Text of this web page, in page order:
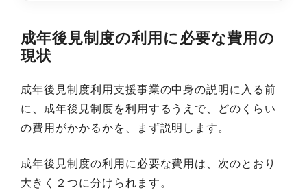
成年後見制度の利用に必要な費用の
現状
成年後見制度利用支援事業の中身の説明に入る前
に、成年後見制度を利用するうえで、どのくらい
の費用がかかるかを、まず説明します。
成年後見制度の利用に必要な費用は、次のとおり
大きく２つに分けられます。